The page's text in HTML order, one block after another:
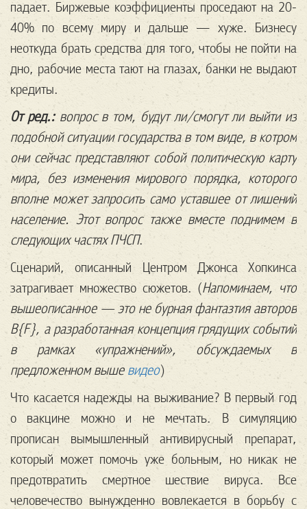
падает. Биржевые коэффициенты проседают на 20-
40% по всему миру и дальше — хуже. Бизнесу
неоткуда брать средства для того, чтобы не пойти на
дно, рабочие места тают на глазах, банки не выдают
кредиты.
От ред.:вопрос в том, будут ли/смогут ли выйти из
подобной ситуации государства в том виде, в котром
они сейчас представляют собой политическую карту
мира, без изменения мирового порядка, которого
вполне может запросить само уставшее от лишений
население. Этот вопрос также вместе поднимем в
следующих частях ПЧСП.
Сценарий, описанный Центром Джонса Хопкинса
затрагивает множество сюжетов. (Напоминаем, что
вышеописанное — это не бурная фантазтия авторов
B{F}, а разработанная концепция грядущих событий
в рамках «упражнений», обсуждаемых в
предложенном выше видео)
Что касается надежды на выживание? В первый год
о вакцине можно и не мечтать. В симуляцию
прописан вымышленный антивирусный препарат,
который может помочь уже больным, но никак не
предотвратить смертное шествие вируса. Все
человечество вынужденно вовлекается в борьбу с